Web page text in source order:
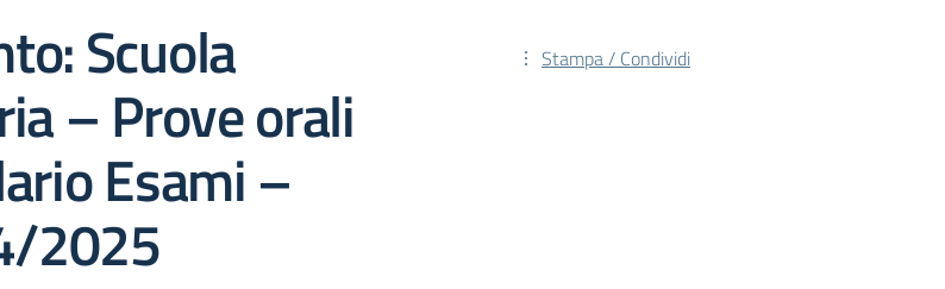
Scuola
– Prove orali
Esami –
2025
Stampa / Condividi